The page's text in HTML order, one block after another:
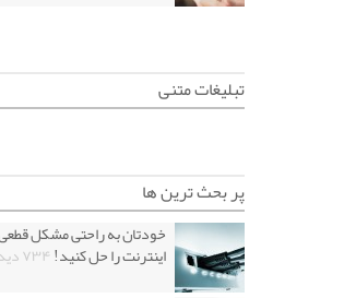
تبلیغات متنی
پر بحث ترین ها
خودتان به راحتی مشکل
اینترنت را حل کنید!۷۳۴ دیدگاه